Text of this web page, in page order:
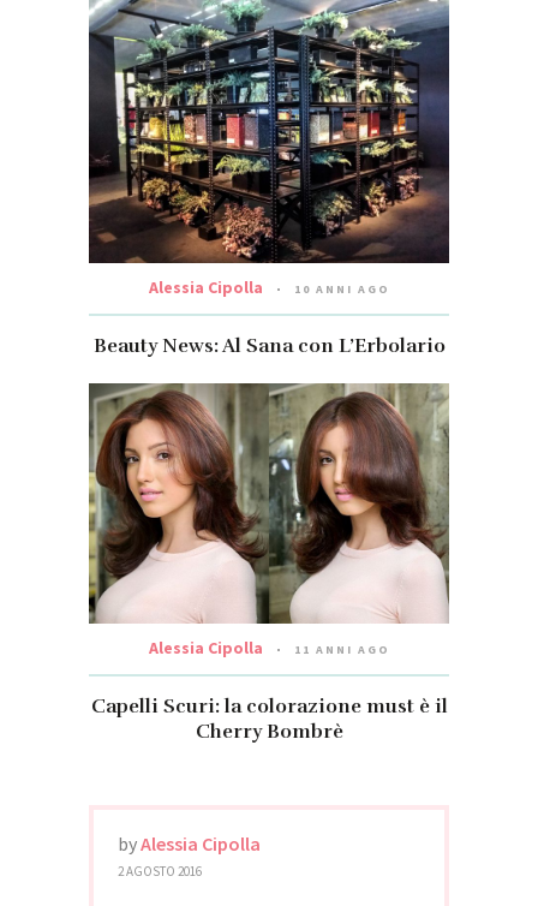
Alessia Cipolla 10 ANNI AGO
Beauty News: Al Sana con L’Erbolario
Alessia Cipolla 11 ANNI AGO
Capelli Scuri: la colorazione must è il
Cherry Bombrè
byAlessia Cipolla
2 AGOSTO 2016